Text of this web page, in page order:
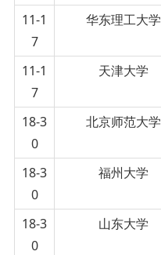
11-1
7
华东理工大学
11-1
7
天津大学
18-3
0
北京师范大学
18-3
0
福州大学
18-3
0
山东大学